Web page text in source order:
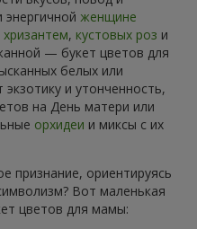
энергичной женщине
хризантем, кустовых роз и
— букет цветов для
белых или
и утонченность,
на День матери или
орхидеи и миксы с их
признание, ориентируясь
Вот маленькая
цветов для мамы: